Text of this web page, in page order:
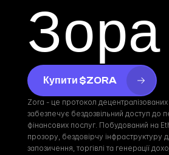
Зора
Купити $ZORA
Zora - це протокол
забезпечує бездозвільний доступ до
фінансових послуг. Побудований на
прозору, бездовірчу інфраструктуру
запозичення, торгівлі та генерації